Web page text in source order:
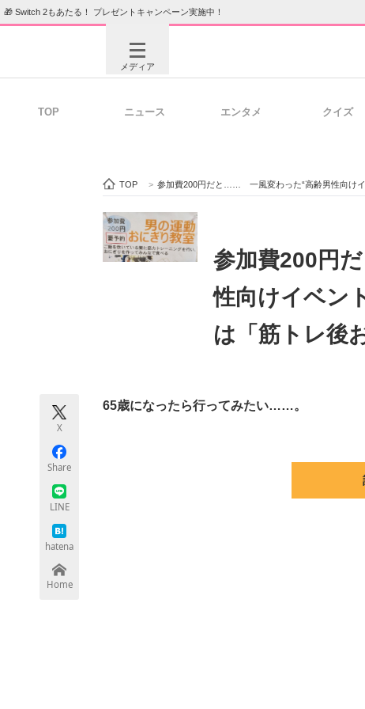
🎁 Switch 2もあたる！ プレゼントキャンペーン実施中！
メディア
ビジネスと働き方のヒント
ITエンジニア向け専門サイト 企業向けIT製
TOP ニュース エンタメ クイズ
TOP > 参加費200円だと…… 一風変わった“高齢男性向けイ
参加費200円
性向けイベン
は「筋トレ後
X
Share
LINE
hatena
Home
65歳になったら行ってみたい……。